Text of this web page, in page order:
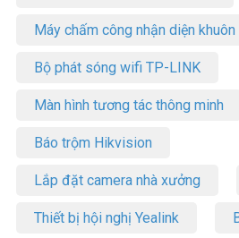
– Facebook:https://
– Website:https://vuhoangtelecom.vn/
Máy chấm công nhận diện
Bộ phát sóng wifi TP-LINK
Màn hình tương tác thông minh
Báo trộm Hikvision
Lắp đặt camera nhà xưởng
Thiết bị hội nghị Yealink